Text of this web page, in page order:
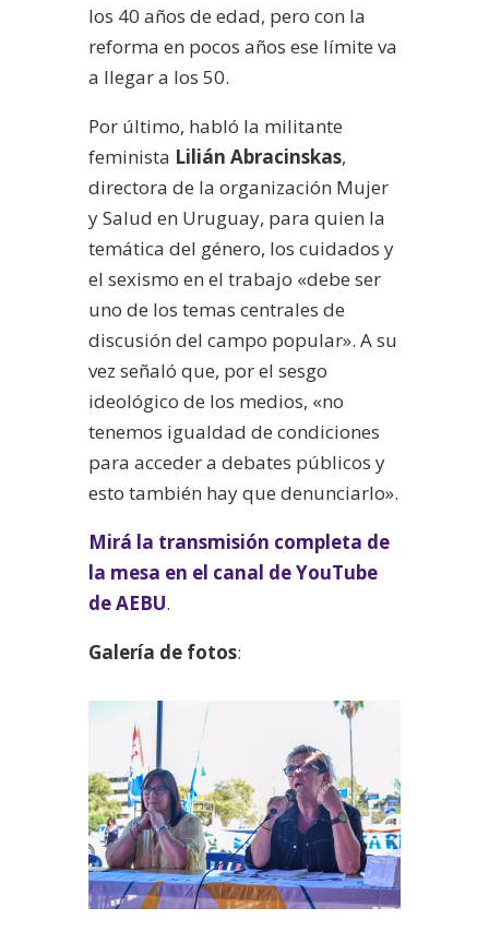
los 40 años de edad, pero con la
reforma en pocos años ese límite va
a llegar a los 50.
Por último, habló la militante
feminista Lilián Abracinskas,
directora de la organización Mujer
y Salud en Uruguay, para quien la
temática del género, los cuidados y
el sexismo en el trabajo «debe ser
uno de los temas centrales de
discusión del campo popular». A su
vez señaló que, por el sesgo
ideológico de los medios, «no
tenemos igualdad de condiciones
para acceder a debates públicos y
esto también hay que denunciarlo».
Mirá la transmisión completa de
la mesa en el canal de YouTube
de AEBU.
Galería de fotos: